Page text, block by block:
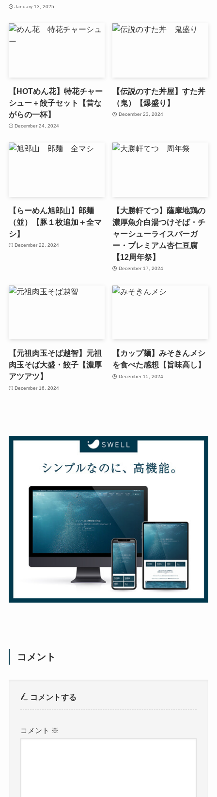
January 13, 2025
【HOTめん花】特花チャー
シュー＋餃子セット【昔な
がらの一杯】
December 24, 2024
【伝説のすた丼屋】すた丼
（鬼）【爆盛り】
December 23, 2024
【らーめん旭郎山】郎麺
（並）【豚１枚追加＋全マ
シ】
December 22, 2024
【大勝軒てつ】薩摩地鶏の
濃厚魚介白湯つけそば・チ
ャーシューライスバーガ
ー・プレミアム杏仁豆腐
【12周年祭】
December 17, 2024
【元祖肉玉そば越智】元祖
肉玉そば大盛・餃子【濃厚
アツアツ】
December 16, 2024
【カップ麺】みそきんメシ
を食べた感想【旨味高し】
December 15, 2024
コメント
コメントする
コメント ※